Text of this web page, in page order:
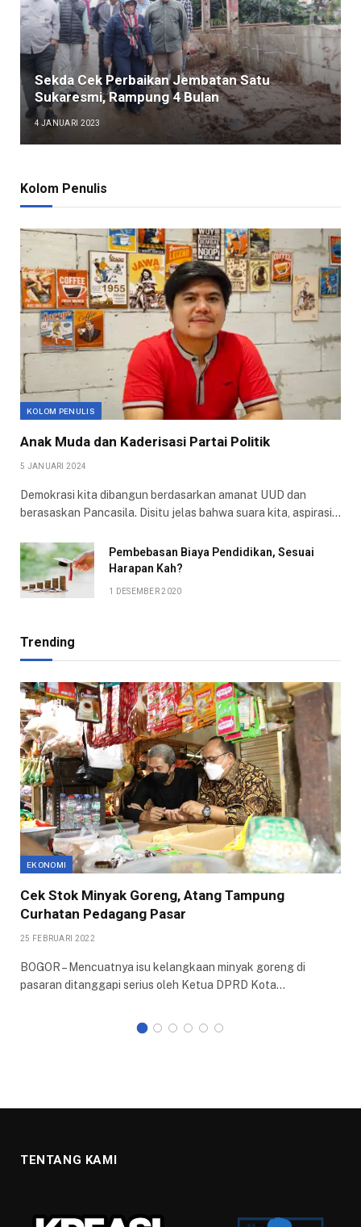
Sekda Cek Perbaikan Jembatan Satu
Sukaresmi, Rampung 4 Bulan
4 JANUARI 2023
Kolom Penulis
KOLOM PENULIS
Anak Muda dan Kaderisasi Partai Politik
5 JANUARI 2024
Demokrasi kita dibangun berdasarkan amanat UUD dan
berasaskan Pancasila. Disitu jelas bahwa suara kita, aspirasi…
Pembebasan Biaya Pendidikan, Sesuai
Harapan Kah?
1 DESEMBER 2020
Trending
EKONOMI
Cek Stok Minyak Goreng, Atang Tampung
Curhatan Pedagang Pasar
25 FEBRUARI 2022
BOGOR – Mencuatnya isu kelangkaan minyak goreng di
pasaran ditanggapi serius oleh Ketua DPRD Kota…
TENTANG KAMI